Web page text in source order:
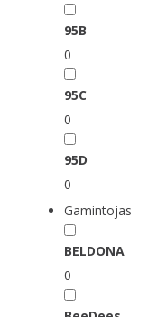
95B
0
95C
0
95D
0
Gamintojas
BELDONA
0